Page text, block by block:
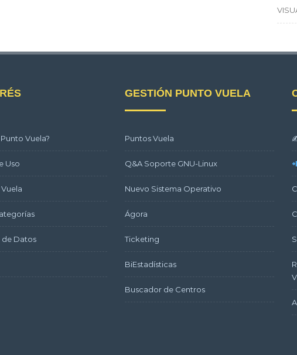
Vuela?
Uso
Datos
GESTIÓN PUNTO VUELA
Puntos Vuela
Q&A Soporte GNU-Linux
Nuevo Sistema Operativo
Ágora
Ticketing
BiEstadísticas
Buscador de Centros